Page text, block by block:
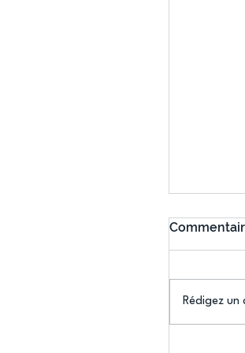
Rédigez un